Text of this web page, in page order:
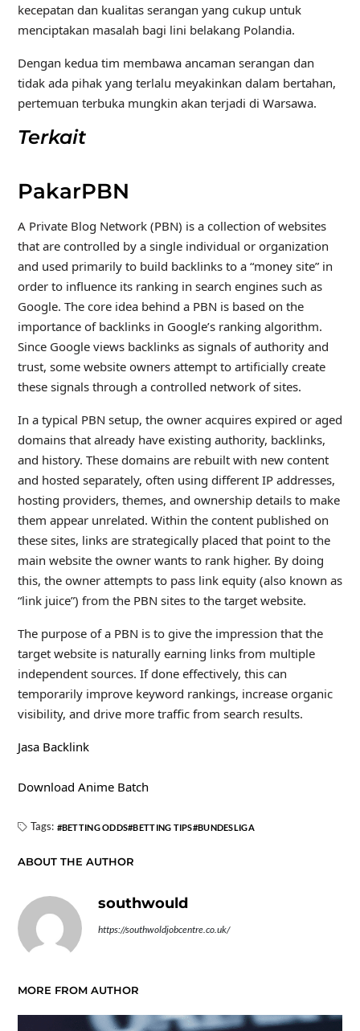
kecepatan dan kualitas serangan yang cukup untuk
menciptakan masalah bagi lini belakang Polandia.
Dengan kedua tim membawa ancaman serangan dan
tidak ada pihak yang terlalu meyakinkan dalam bertahan,
pertemuan terbuka mungkin akan terjadi di Warsawa.
Terkait
PakarPBN
A Private Blog Network (PBN) is a collection of websites
that are controlled by a single individual or organization
and used primarily to build backlinks to a “money site” in
order to influence its ranking in search engines such as
Google. The core idea behind a PBN is based on the
importance of backlinks in Google’s ranking algorithm.
Since Google views backlinks as signals of authority and
trust, some website owners attempt to artificially create
these signals through a controlled network of sites.
In a typical PBN setup, the owner acquires expired or aged
domains that already have existing authority, backlinks,
and history. These domains are rebuilt with new content
and hosted separately, often using different IP addresses,
hosting providers, themes, and ownership details to make
them appear unrelated. Within the content published on
these sites, links are strategically placed that point to the
main website the owner wants to rank higher. By doing
this, the owner attempts to pass link equity (also known as
“link juice”) from the PBN sites to the target website.
The purpose of a PBN is to give the impression that the
target website is naturally earning links from multiple
independent sources. If done effectively, this can
temporarily improve keyword rankings, increase organic
visibility, and drive more traffic from search results.
Jasa Backlink
Download Anime Batch
Tags: BETTING ODDS BETTING TIPS BUNDESLIGA
ABOUT THE AUTHOR
southwould
https://southwoldjobcentre.co.uk/
MORE FROM AUTHOR